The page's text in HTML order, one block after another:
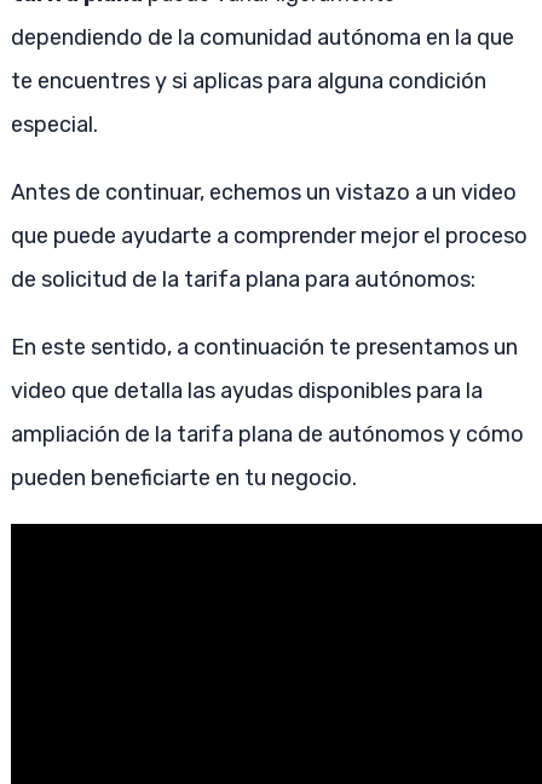
dependiendo de la comunidad autónoma en la que
te encuentres y si aplicas para alguna condición
especial.
Antes de continuar, echemos un vistazo a un video
que puede ayudarte a comprender mejor el proceso
de solicitud de la tarifa plana para autónomos:
En este sentido, a continuación te presentamos un
video que detalla las ayudas disponibles para la
ampliación de la tarifa plana de autónomos y cómo
pueden beneficiarte en tu negocio.